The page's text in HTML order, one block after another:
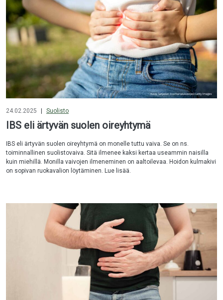
24.02.2025 | Suolisto
IBS eli ärtyvän suolen oireyhtymä
IBS eli ärtyvän suolen oireyhtymä on monelle tuttu vaiva. Se on ns.
toiminnallinen suolistovaiva. Sitä ilmenee kaksi kertaa useammin naisilla
kuin miehillä. Monilla vaivojen ilmeneminen on aaltoilevaa. Hoidon kulmakivi
on sopivan ruokavalion löytäminen. Lue lisää.